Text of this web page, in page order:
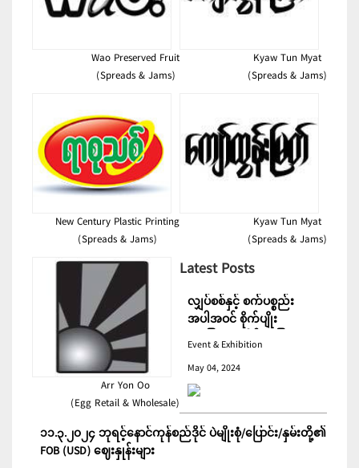
Wao Preserved Fruit
(Spreads & Jams)
Kyaw Tun Myat
(Spreads & Jams)
New Century Plastic Printing
(Spreads & Jams)
Kyaw Tun Myat
(Spreads & Jams)
Arr Yon Oo
(Egg Retail & Wholesale)
Latest Posts
လျှပ်စစ်နှင့် စက်ပစ္စည်း
အပါအဝင် စိုက်ပျိုး
မွေးမြူရေးဆိုင်ရာ ပြပွဲ
Event & Exhibition
May 04, 2024
၁၁.၃.၂၀၂၄ ဘုရင့်နောင်ကုန်စည်ဒိုင် ပဲမျိုးစုံ/ပြောင်း/နှမ်းတို့၏
FOB (USD) ဈေးနှုန်းများ